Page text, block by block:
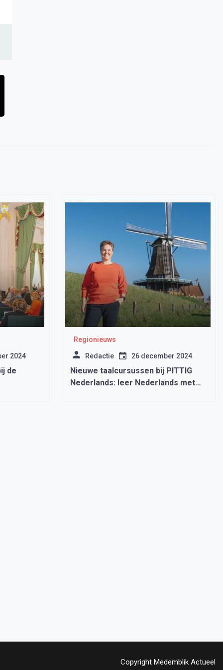
2024
de
Regionieuws
Redactie 26 december 2024
Nieuwe taalcursussen bij PITTIG
Nederlands: leer Nederlands met
Copyright Medemblik Actueel